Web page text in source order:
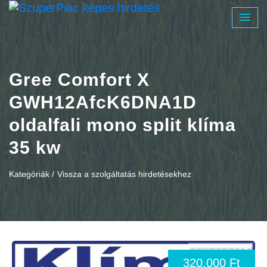
Gree Comfort X
GWH12AfcK6DNA1D
oldalfali mono split klíma
35 kw
Kategóriák / Vissza a szolgáltatás hirdetésekhez
320.000 Ft